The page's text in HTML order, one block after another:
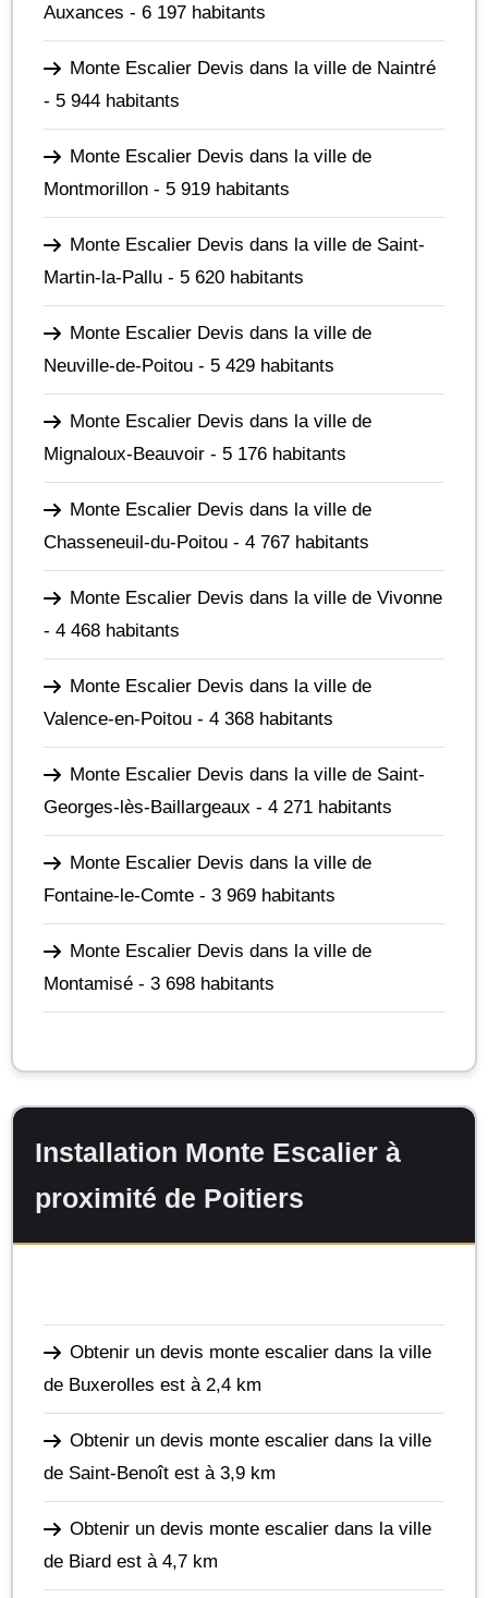
Auxances - 6 197 habitants
Monte Escalier Devis dans la ville de Naintré
- 5 944 habitants
Monte Escalier Devis dans la ville de
Montmorillon - 5 919 habitants
Monte Escalier Devis dans la ville de Saint-
Martin-la-Pallu - 5 620 habitants
Monte Escalier Devis dans la ville de
Neuville-de-Poitou - 5 429 habitants
Monte Escalier Devis dans la ville de
Mignaloux-Beauvoir - 5 176 habitants
Monte Escalier Devis dans la ville de
Chasseneuil-du-Poitou - 4 767 habitants
Monte Escalier Devis dans la ville de Vivonne
- 4 468 habitants
Monte Escalier Devis dans la ville de
Valence-en-Poitou - 4 368 habitants
Monte Escalier Devis dans la ville de Saint-
Georges-lès-Baillargeaux - 4 271 habitants
Monte Escalier Devis dans la ville de
Fontaine-le-Comte - 3 969 habitants
Monte Escalier Devis dans la ville de
Montamisé - 3 698 habitants
Installation Monte Escalier à
proximité de Poitiers
Obtenir un devis monte escalier dans la ville
de Buxerolles est à 2,4 km
Obtenir un devis monte escalier dans la ville
de Saint-Benoît est à 3,9 km
Obtenir un devis monte escalier dans la ville
de Biard est à 4,7 km